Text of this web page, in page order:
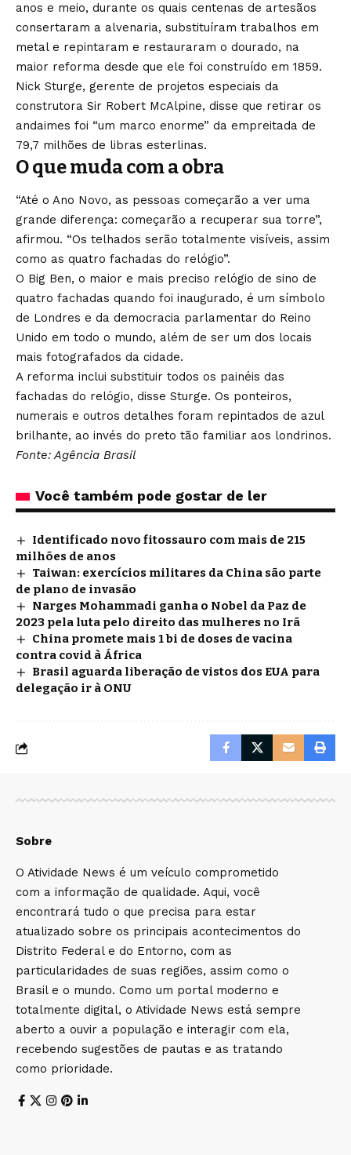
anos e meio, durante os quais centenas de artesãos
consertaram a alvenaria, substituíram trabalhos em
metal e repintaram e restauraram o dourado, na
maior reforma desde que ele foi construído em 1859.
Nick Sturge, gerente de projetos especiais da
construtora Sir Robert McAlpine, disse que retirar os
andaimes foi “um marco enorme” da empreitada de
79,7 milhões de libras esterlinas.
O que muda com a obra
“Até o Ano Novo, as pessoas começarão a ver uma
grande diferença: começarão a recuperar sua torre”,
afirmou. “Os telhados serão totalmente visíveis, assim
como as quatro fachadas do relógio”.
O Big Ben, o maior e mais preciso relógio de sino de
quatro fachadas quando foi inaugurado, é um símbolo
de Londres e da democracia parlamentar do Reino
Unido em todo o mundo, além de ser um dos locais
mais fotografados da cidade.
A reforma inclui substituir todos os painéis das
fachadas do relógio, disse Sturge. Os ponteiros,
numerais e outros detalhes foram repintados de azul
brilhante, ao invés do preto tão familiar aos londrinos.
Fonte: Agência Brasil
Você também pode gostar de ler
Identificado novo fitossauro com mais de 215
milhões de anos
Taiwan: exercícios militares da China são parte
de plano de invasão
Narges Mohammadi ganha o Nobel da Paz de
2023 pela luta pelo direito das mulheres no Irã
China promete mais 1 bi de doses de vacina
contra covid à África
Brasil aguarda liberação de vistos dos EUA para
delegação ir à ONU
Sobre
O Atividade News é um veículo comprometido
com a informação de qualidade. Aqui, você
encontrará tudo o que precisa para estar
atualizado sobre os principais acontecimentos do
Distrito Federal e do Entorno, com as
particularidades de suas regiões, assim como o
Brasil e o mundo. Como um portal moderno e
totalmente digital, o Atividade News está sempre
aberto a ouvir a população e interagir com ela,
recebendo sugestões de pautas e as tratando
como prioridade.